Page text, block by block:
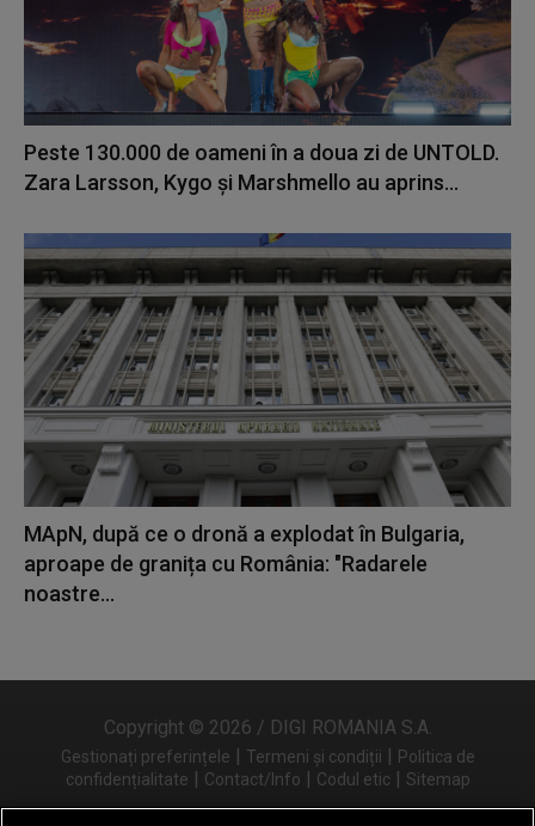
Peste 130.000 de oameni în a doua zi de UNTOLD.
Zara Larsson, Kygo și Marshmello au aprins...
MApN, după ce o dronă a explodat în Bulgaria,
aproape de granița cu România: "Radarele
noastre...
Copyright © 2026 / DIGI ROMANIA S.A.
Gestionați preferințele | Termeni și condiții | Politica de
confidențialitate | Contact/Info | Codul etic | Sitemap